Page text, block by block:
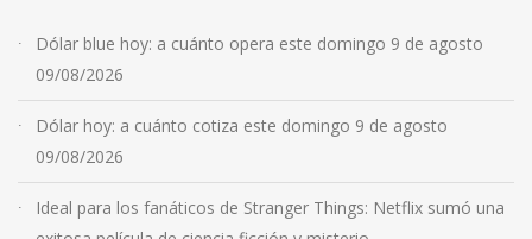
Dólar blue hoy: a cuánto opera este domingo 9 de agosto
09/08/2026
Dólar hoy: a cuánto cotiza este domingo 9 de agosto
09/08/2026
Ideal para los fanáticos de Stranger Things: Netflix sumó una